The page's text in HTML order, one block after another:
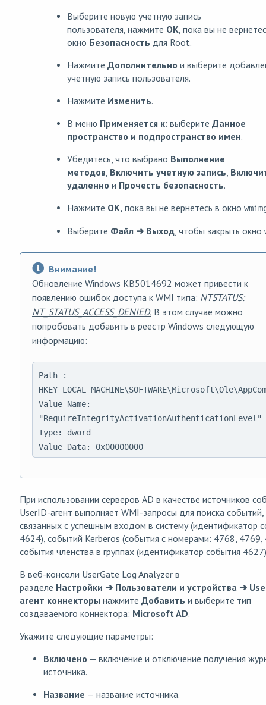
Выберите новую учетную запись
пользователя, нажмите OK , пока вы не
окно Безопасность для Root.
Нажмите Дополнительно и выберите
учетную запись пользователя.
Нажмите Изменить.
В меню Применяется к: выберите Данное
пространство и подпространство имен.
Убедитесь, что выбрано Выполнение
методов Включить учетную запись
удаленно и Прочесть безопасность.
Нажмите OK, пока вы не вернетесь в окно
Выберите Файл ➜ Выход , чтобы закрыть окно
Внимание!
Обновление Windows KB5014692 может привести к
появлению ошибок доступа к WMI типа: NTSTATUS:
NT_STATUS_ACCESS_DENIED. В этом случае можно
попробовать добавить в реестр Windows следующую
информацию:
Path :
Value Name:
"RequireIntegrityActivationAuthenticationLevel"
Type: dword
Value Data: 0x00000000
При использовании серверов AD в качестве источников
UserID-агент выполняет WMI-запросы для поиска событий,
связанных с успешным входом в систему (идентификатор
4624), событий Kerberos (события с номерами: 4768, 4769,
события членства в группах (идентификатор события
В веб-консоли UserGate Log Analyzer в
разделе Настройки ➜ Пользователи и устройства ➜
агент коннекторы нажмите Добавить и выберите тип
создаваемого коннектора: Microsoft AD.
Укажите следующие параметры:
Включено — включение и отключение получения
источника.
Название — название источника.